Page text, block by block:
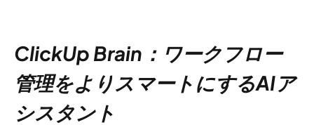
ClickUp Brain：ワークフロー
管理をよりスマートにするAIア
シスタント